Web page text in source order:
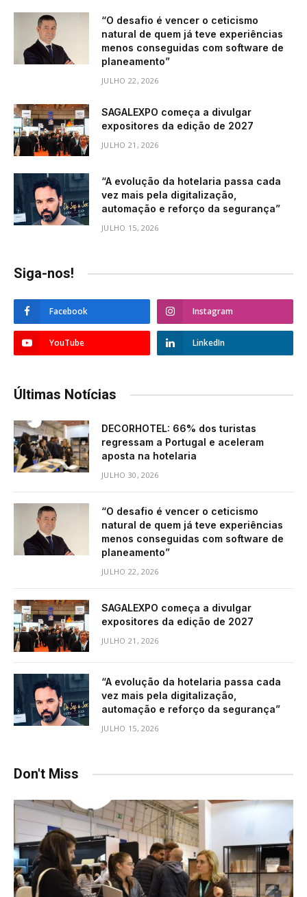
“O desafio é vencer o ceticismo
natural de quem já teve experiências
menos conseguidas com software de
planeamento”
JULHO 22, 2026
SAGALEXPO começa a divulgar
expositores da edição de 2027
JULHO 21, 2026
“A evolução da hotelaria passa cada
vez mais pela digitalização,
automação e reforço da segurança”
JULHO 15, 2026
Siga-nos!
Facebook Instagram
YouTube LinkedIn
Últimas Notícias
DECORHOTEL: 66% dos turistas
regressam a Portugal e aceleram
aposta na hotelaria
JULHO 30, 2026
“O desafio é vencer o ceticismo
natural de quem já teve experiências
menos conseguidas com software de
planeamento”
JULHO 22, 2026
SAGALEXPO começa a divulgar
expositores da edição de 2027
JULHO 21, 2026
“A evolução da hotelaria passa cada
vez mais pela digitalização,
automação e reforço da segurança”
JULHO 15, 2026
Don't Miss